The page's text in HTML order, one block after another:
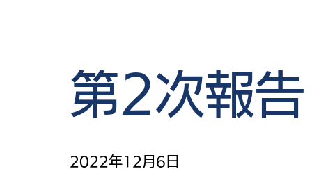
第2次報告
2022年12月6日